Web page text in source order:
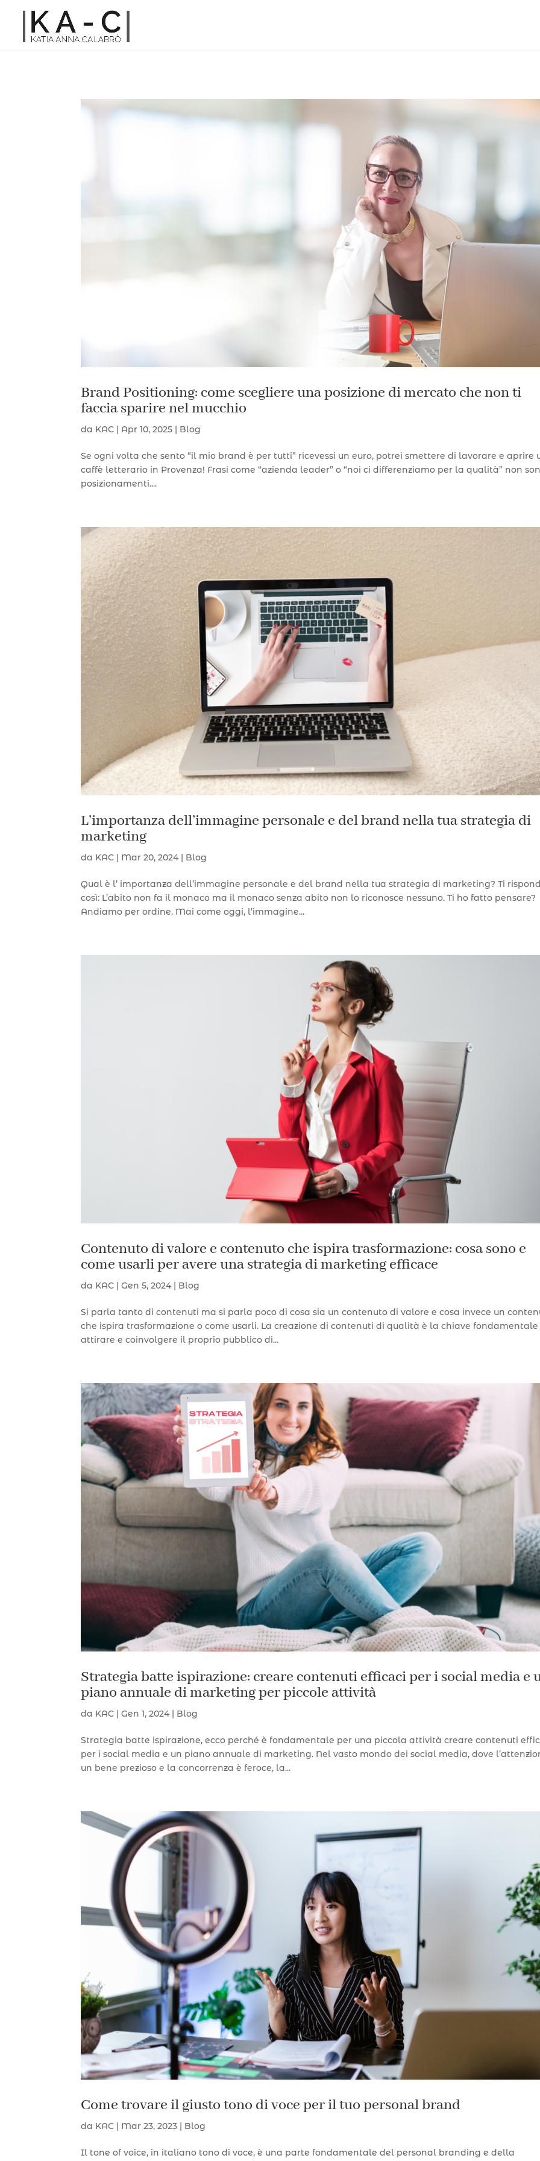
Brand Positioning: come scegliere una posizione di mercato che non ti
faccia sparire nel mucchio
da KAC | Apr 10, 2025 | Blog
Se ogni volta che sento “il mio brand è per tutti” ricevessi un euro, potrei smettere di lavorare e aprire
caffè letterario in Provenza! Frasi come “azienda leader” o “noi ci differenziamo per la qualità” non
posizionamenti....
L’importanza dell’immagine personale e del brand nella tua strategia di
marketing
da KAC | Mar 20, 2024| Blog
Qual è l’ importanza dell’immagine personale e del brand nella tua strategia di marketing? Ti
così: L’abito non fa il monaco ma il monaco senza abito non lo riconosce nessuno. Ti ho fatto pensare?
Andiamo per ordine. Mai come oggi, l’immagine...
Contenuto di valore e contenuto che ispira trasformazione: cosa sono e
come usarli per avere una strategia di marketing efficace
da KAC |Gen 5, 2024| Blog
Si parla tanto di contenuti ma si parla poco di cosa sia un contenuto di valore e cosa invece un
che ispira trasformazione o come usarli. La creazione di contenuti di qualità è la chiave
attirare e coinvolgere il proprio pubblico di...
Strategia batte ispirazione: creare contenuti efficaci per i social media e
piano annuale di marketing per piccole attività
da KAC |Gen 1, 2024| Blog
Strategia batte ispirazione, ecco perché è fondamentale per una piccola attività creare contenuti
per i social media e un piano annuale di marketing. Nel vasto mondo dei social media, dove
un bene prezioso e la concorrenza è feroce, la...
Come trovare il giusto tono di voce per il tuo personal brand
da KAC Mar 23, 2023 Blog
Il tone of voice, in italiano tono di voce, è una parte fondamentale del personal branding e della